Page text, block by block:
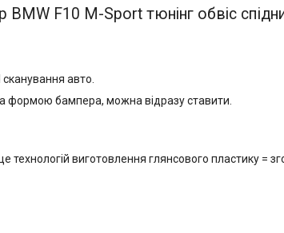
BMW F10 M-Sport тюнінг обвіс
авто.
формою бампера, можна відразу ставити.
виготовлення глянсового пластику =